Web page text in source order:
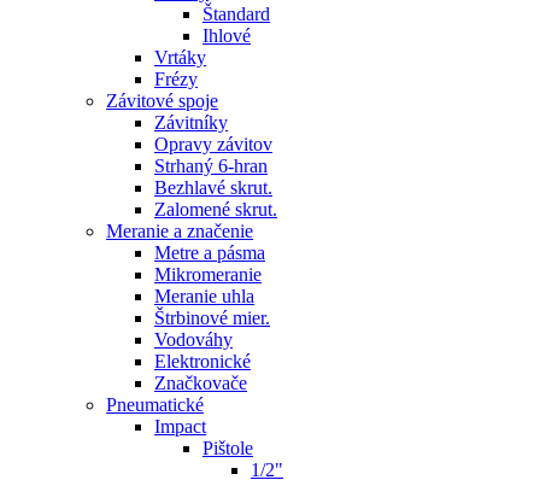
Štandard
Ihlové
Vrtáky
Frézy
Závitové spoje
Závitníky
Opravy závitov
Strhaný 6-hran
Bezhlavé skrut.
Zalomené skrut.
Meranie a značenie
Metre a pásma
Mikromeranie
Meranie uhla
Štrbinové mier.
Vodováhy
Elektronické
Značkovače
Pneumatické
Impact
Pištole
1/2"